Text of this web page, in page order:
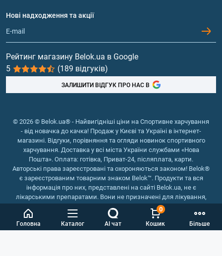
Головна Каталог AI чат Кошик
0
Більше
Обмін та повернення
Протеїн
Гейнери
Вітаміни та мінерали
Риб'ячий жир, жирні кислоти
Нові надходження та акції
Рейтинг магазину Belok.ua в Google
5
(189 відгуків)
ЗАЛИШИТИ ВІДГУК ПРО НАС В
© 2026 © Belok.ua® - Найвигідніші ціни на Спортивне харчування
- від новачка до качка! Продаж у Києві та Україні в інтернет-
магазині. Відгуки, порівняння та огляди новинок спортивного
харчування. Доставка у всі міста України службами «Нова
Пошта». Оплата: готівка, Приват-24, післяплата, карти.
Авторські права зареєстровані та охороняються законом! Belok®
є зареєстрованим товарним знаком Belok™. Продукти та вся
інформація про них, представлені на сайті Belok.ua, не є
лікарськими препаратами. Вони не призначені для лікування,
зняття симптомів та запобігання хворобам.
Інтернет магазин Belok.ua
Інтернет магазин спортивного
харчування